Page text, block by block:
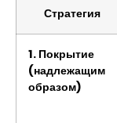
Стратегия
1. Покрытие
(надлежащим
образом)